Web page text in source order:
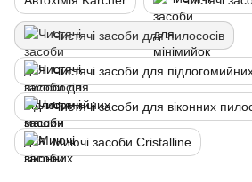
Чистячі засоби для пилососів
Чистячі засоби для
Чистячі засоби для віконних
Миючі засоби Cristalline